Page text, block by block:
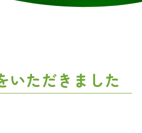
いただきました